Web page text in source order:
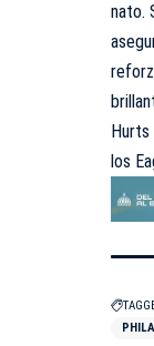
nato.
los